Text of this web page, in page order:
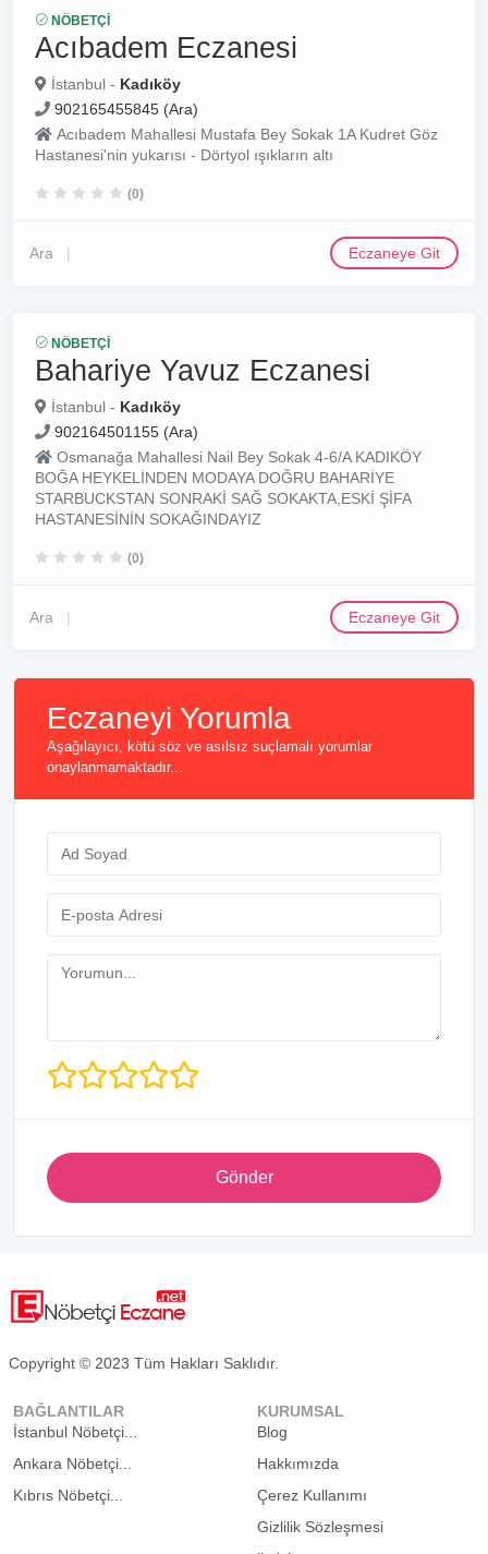
NÖBETÇI
Acıbadem Eczanesi
İstanbul - Kadıköy
902165455845 (Ara)
Acıbadem Mahallesi Mustafa Bey Sokak 1A Kudret Göz
Hastanesi'nin yukarısı - Dörtyol ışıkların altı
(0)
Ara Eczaneye Git
NÖBETÇI
Bahariye Yavuz Eczanesi
İstanbul - Kadıköy
902164501155 (Ara)
Osmanağa Mahallesi Nail Bey Sokak 4-6/A KADIKÖY
BOĞA HEYKELİNDEN MODAYA DOĞRU BAHARİYE
STARBUCKSTAN SONRAKİ SAĞ SOKAKTA,ESKİ ŞİFA
HASTANESİNİN SOKAĞINDAYIZ
(0)
Ara Eczaneye Git
Eczaneyi Yorumla
Aşağılayıcı, kötü söz ve asılsız suçlamalı yorumlar
onaylanmamaktadır...
Gönder
Copyright © 2023 Tüm Hakları Saklıdır.
BAĞLANTILAR
İstanbul Nöbetçi...
Ankara Nöbetçi...
Kıbrıs Nöbetçi...
KURUMSAL
Blog
Hakkımızda
Çerez Kullanımı
Gizlilik Sözleşmesi